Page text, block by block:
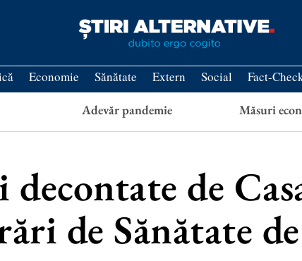
Economie Sănătate Extern Social Fact-
Adevăr pandemie Măsuri
de
de Sănătate